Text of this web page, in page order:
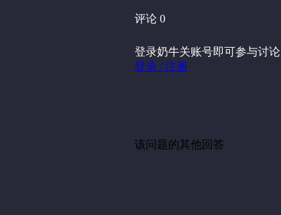
评论 0
登录奶牛关账号即可参与讨论
登录 / 注册
该问题的其他回答